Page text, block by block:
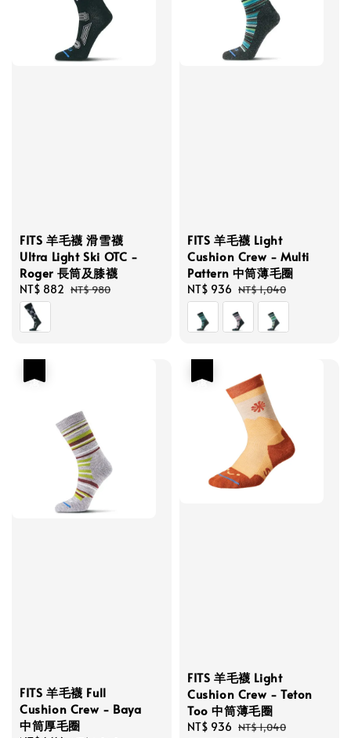
FITS 羊毛襪 滑雪襪
Ultra Light Ski OTC -
Roger 長筒及膝襪
Sale
price
NT$ 882 Regular
NT$ 980
FITS 羊毛襪 Light
Cushion Crew - Multi
Pattern 中筒薄毛圈
Sale
price
NT$ 936 Regular
price
NT$ 1,040
FITS 羊毛襪 Full
Cushion Crew - Baya
中筒厚毛圈
FITS 羊毛襪 Light
Cushion Crew - Teton
Too 中筒薄毛圈
Sale
NT$ 936 Regular
NT$ 1,040